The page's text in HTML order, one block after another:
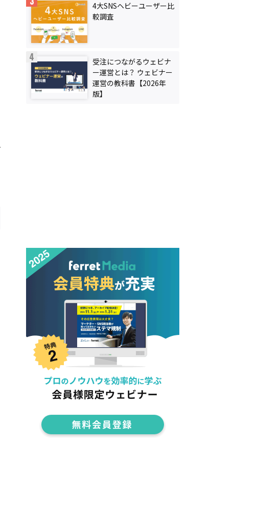
4大SNSヘビーユーザー比
較調査
受注につながるウェビナ
ー運営とは？ ウェビナー
運営の教科書【2026年
版】